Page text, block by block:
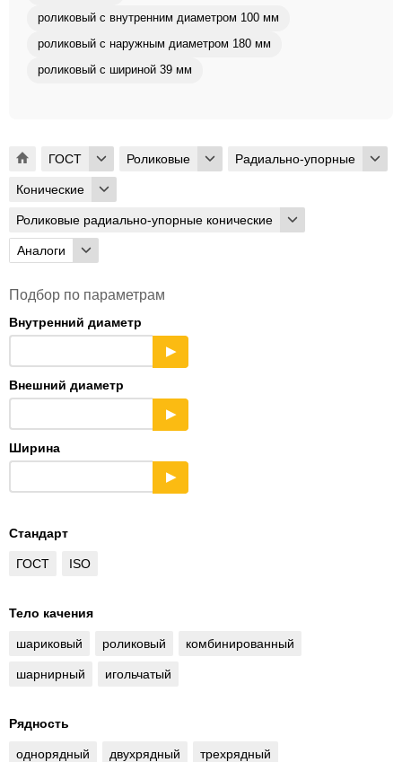
роликовый с внутренним диаметром 100 мм
роликовый с наружным диаметром 180 мм
роликовый с шириной 39 мм
ГОСТ Роликовые Радиально-упорные
Конические
Роликовые радиально-упорные конические
Аналоги
Подбор по параметрам
Внутренний диаметр
▶
Внешний диаметр
▶
Ширина
▶
Стандарт
ГОСТ ISO
Тело качения
шариковый роликовый комбинированный
шарнирный игольчатый
Рядность
однорядный двухрядный трехрядный